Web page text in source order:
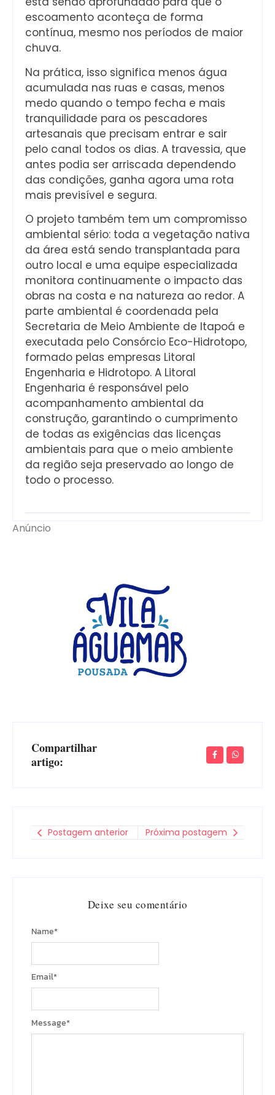
escoamento aconteça de forma
contínua, mesmo nos períodos de maior
chuva.
Na prática, isso significa menos água
acumulada nas ruas e casas, menos
medo quando o tempo fecha e mais
tranquilidade para os pescadores
artesanais que precisam entrar e sair
pelo canal todos os dias. A travessia, que
antes podia ser arriscada dependendo
das condições, ganha agora uma rota
mais previsível e segura.
O projeto também tem um compromisso
ambiental sério: toda a vegetação nativa
da área está sendo transplantada para
outro local e uma equipe especializada
monitora continuamente o impacto das
obras na costa e na natureza ao redor. A
parte ambiental é coordenada pela
Secretaria de Meio Ambiente de Itapoá e
executada pelo Consórcio Eco-Hidrotopo,
formado pelas empresas Litoral
Engenharia e Hidrotopo. A Litoral
Engenharia é responsável pelo
acompanhamento ambiental da
construção, garantindo o cumprimento
de todas as exigências das licenças
ambientais para que o meio ambiente
da região seja preservado ao longo de
todo o processo.
Anúncio
Compartilhar
artigo:
Postagem anterior Próxima postagem
Deixe seu comentário
Message*
Name*
Email*